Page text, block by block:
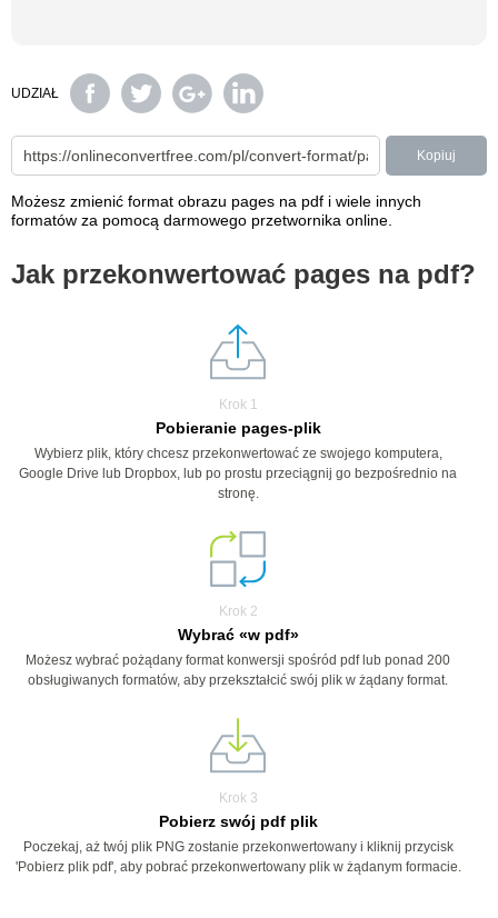
UDZIAŁ
Kopiuj
Możesz zmienić format obrazu pages na pdf i wiele innych
formatów za pomocą darmowego przetwornika online.
Jak przekonwertować pages na pdf?
Krok 1
Pobieranie pages-plik
Wybierz plik, który chcesz przekonwertować ze swojego komputera,
Google Drive lub Dropbox, lub po prostu przeciągnij go bezpośrednio na
stronę.
Krok 2
Wybrać «w pdf»
Możesz wybrać pożądany format konwersji spośród pdf lub ponad 200
obsługiwanych formatów, aby przekształcić swój plik w żądany format.
Krok 3
Pobierz swój pdf plik
Poczekaj, aż twój plik PNG zostanie przekonwertowany i kliknij przycisk
'Pobierz plik pdf', aby pobrać przekonwertowany plik w żądanym formacie.